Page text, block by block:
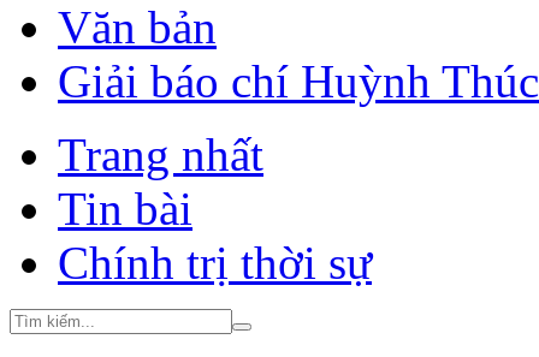
Văn bản
Giải báo chí Huỳnh
Trang nhất
Tin bài
Chính trị thời sự